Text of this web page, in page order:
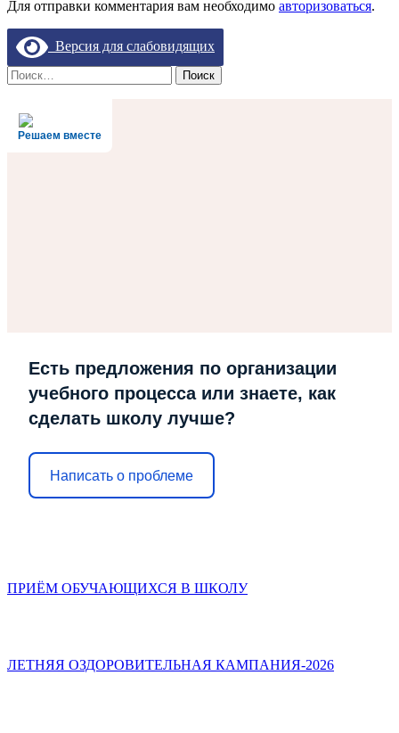
Для отправки комментария вам необходимо авторизоваться.
Версия для слабовидящих
Найти:
Решаем вместе
Есть предложения по организации
учебного процесса или знаете, как
сделать школу лучше?
Написать о проблеме
ПРИЁМ ОБУЧАЮЩИХСЯ В ШКОЛУ
ЛЕТНЯЯ ОЗДОРОВИТЕЛЬНАЯ КАМПАНИЯ-2026